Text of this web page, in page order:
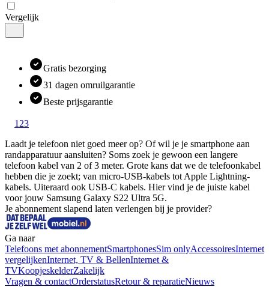
Vergelijk
Gratis bezorging
31 dagen omruilgarantie
Beste prijsgarantie
1 23
Laadt je telefoon niet goed meer op? Of wil je je smartphone aan
randapparatuur aansluiten? Soms zoek je gewoon een langere
telefoon kabel van 2 of 3 meter. Grote kans dat we de telefoonkabel
hebben die je zoekt; van micro-USB-kabels tot Apple Lightning-
kabels. Uiteraard ook USB-C kabels. Hier vind je de juiste kabel
voor jouw Samsung Galaxy S22 Ultra 5G.
Je abonnement slapend laten verlengen bij je provider?
Ga naar
Telefoons met abonnementSmartphonesSim onlyAccessoiresInternet
vergelijkenInternet, TV & BellenInternet &
TVKoopjeskelderZakelijk
Vragen & contactOrderstatusRetour & reparatieNieuws